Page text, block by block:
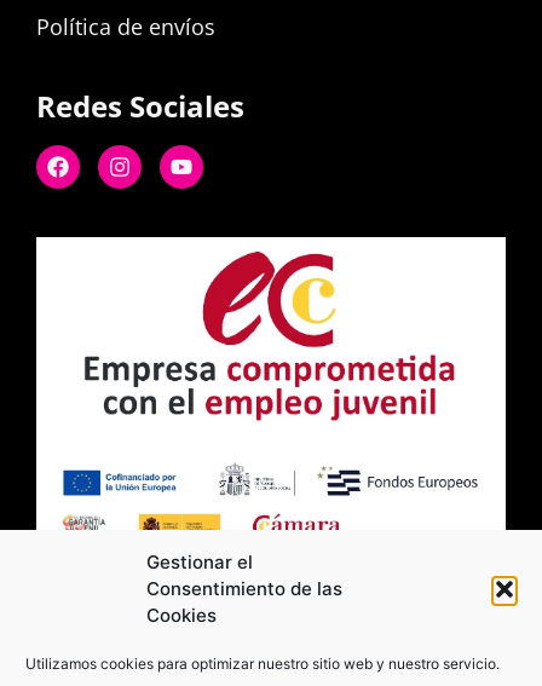
Gestionar el
Consentimiento de las
Cookies
Utilizamos cookies para optimizar nuestro sitio web y nuestro servicio.
Política de envíos
Redes Sociales
2026 Moviltick technologies. Todos los